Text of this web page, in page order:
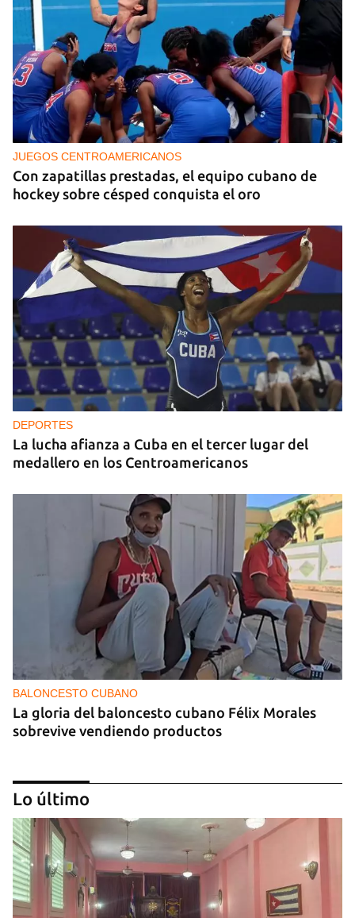
JUEGOS CENTROAMERICANOS
Con zapatillas prestadas, el equipo cubano de
hockey sobre césped conquista el oro
DEPORTES
La lucha afianza a Cuba en el tercer lugar del
medallero en los Centroamericanos
BALONCESTO CUBANO
La gloria del baloncesto cubano Félix Morales
sobrevive vendiendo productos
Lo último